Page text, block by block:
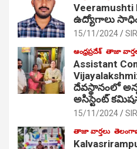
Veeramushti
ఉద్యోగాలు
15/11/2024
ఆంధ్రప్రదేశ్ తాజా
Assistant
దేవస్థానంలో
అసిస్టెంట్
15/11/2024
తాజా వార్తలు